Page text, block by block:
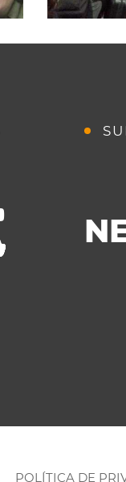
POLÍTICA DE